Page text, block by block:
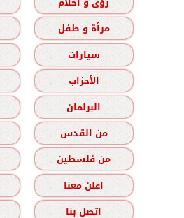
مرأة و طفل
سيارات
الأحزاب
البرلمان
من القدس
من فلسطين
اعلن معنا
اتصل بنا